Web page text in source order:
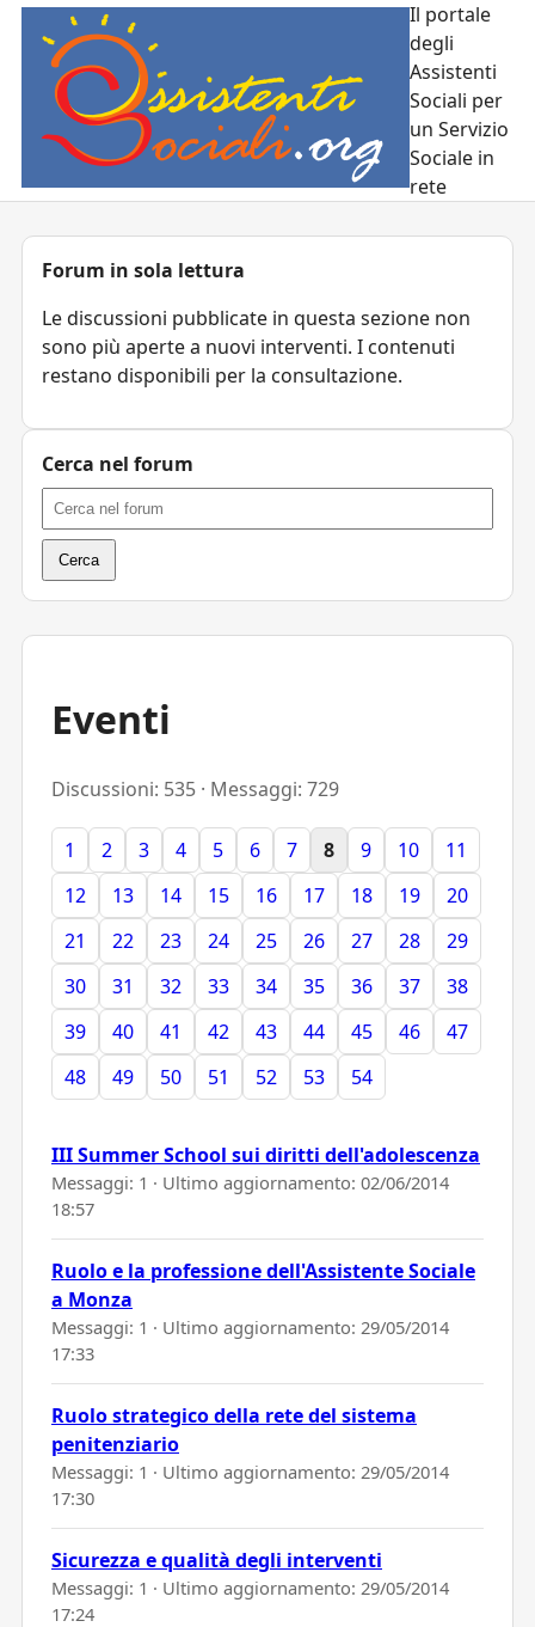
Il portale
degli
Assistenti
Sociali per
un Servizio
Sociale in
rete
Eventi
Discussioni: 535 · Messaggi: 729
1 2 3 4 5 6 7 8 9 10
11
12
13 14 15 16 17 18 19
20
21
22 23 24 25 26 27 28
29
30
31 32 33 34 35 36 37
38
39
40 41 42 43 44 45 46
47
48
49 50 51 52 53 54
III Summer School sui diritti dell'adolescenza
Messaggi: 1 · Ultimo aggiornamento: 02/06/2014
18:57
Ruolo e la professione dell'Assistente Sociale
a Monza
Messaggi: 1 · Ultimo aggiornamento: 29/05/2014
17:33
Ruolo strategico della rete del sistema
penitenziario
Messaggi: 1 · Ultimo aggiornamento: 29/05/2014
17:30
Sicurezza e qualità degli interventi
Messaggi: 1 · Ultimo aggiornamento: 29/05/2014
17:24
Forum in sola lettura
Le discussioni pubblicate in questa sezione non
sono più aperte a nuovi interventi. I contenuti
restano disponibili per la consultazione.
Cerca nel forum
Cerca